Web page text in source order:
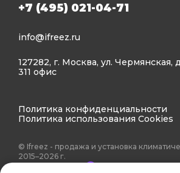
+7 (495) 021-04-71
info@ifreez.ru
127282, г. Москва, ул. Чермянская,
311 офис
Политика конфиденциальности
Политика использования Cookies
© Ifreez - продажа и установка
2015–2026 г.